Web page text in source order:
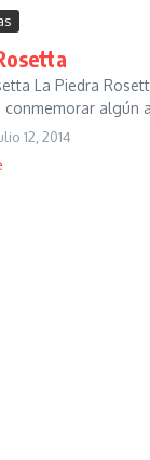
La Piedra
conmemorar algún
12, 2014